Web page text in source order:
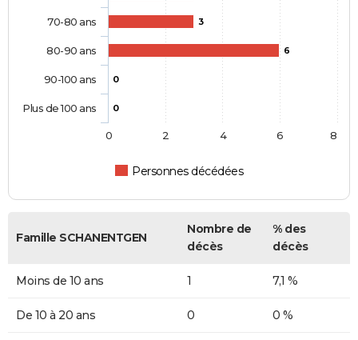
3
6
0
0
Personnes décédées
70-80 ans
80-90 ans
90-100 ans
Plus de 100 ans
0 2 4 6 8
Famille SCHANENTGEN
Nombre de
décès
% des
décès
Moins de 10 ans 1 7,1 %
De 10 à 20 ans 0 0 %